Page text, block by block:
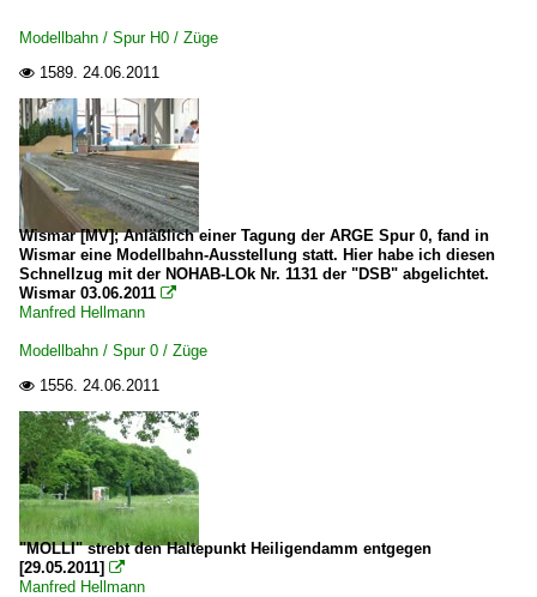
Anfangsjahre | ADLER | Replikat
CFR 131
Dieselloks | 92 80
1 218 BR 218
1 250 BR 250 ·DE-AC33C· 'Tiger'
Dieseltriebzüge | 95 80
0 628 BR 628 · 928 · BR 629
0 648 BR 648 ·Coradia Lint 41· Private
E-Loks | Altbau
E 44 BR 144 · DR 244
E-Loks | Drehstrom | 91 80
6 101 BR 101
Modellbahn / Spur H0 / Züge
 1589. 24.06.2011
Wismar [MV]; Anläßlich einer Tagung der ARGE Spur 0, fand in
Wismar eine Modellbahn-Ausstellung statt. Hier habe ich diesen
Schnellzug mit der NOHAB-LOk Nr. 1131 der "DSB" abgelichtet.
Wismar 03.06.2011 
Manfred Hellmann
Modellbahn / Spur 0 / Züge
 1556. 24.06.2011
"MOLLI" strebt den Haltepunkt Heiligendamm entgegen
[29.05.2011] 
Manfred Hellmann